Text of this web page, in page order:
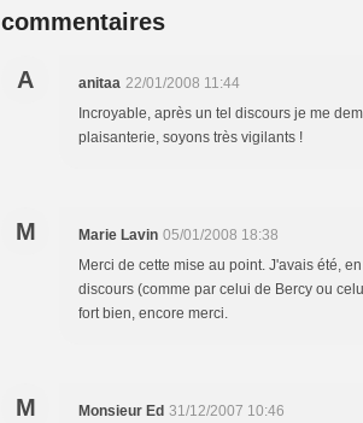
commentaires
A anitaa 22/01/2008 11:44
Incroyable, après un tel discours je me
plaisanterie, soyons très vigilants !
M Marie Lavin 05/01/2008 18:38
Merci de cette mise au point. J'avais été,
discours (comme par celui de Bercy ou
fort bien, encore merci.
M Monsieur Ed 31/12/2007 10:46